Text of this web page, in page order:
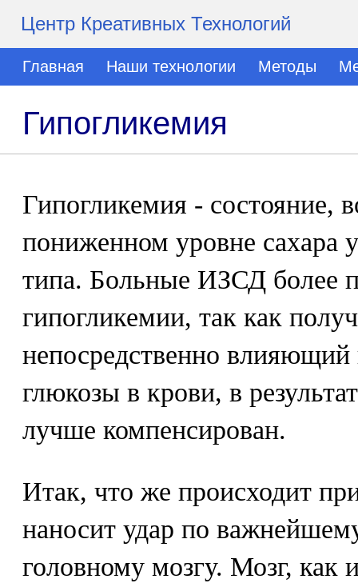
Центр Креативных Технологий
Главная Наши технологии Методы
Гипогликемия
Гипогликемия - состояние,
пониженном уровне сахара
типа. Больные ИЗСД более
гипогликемии, так как
непосредственно
глюкозы в крови, в
лучше компенсирован.
Итак, что же происходит
наносит удар по
головному мозгу. Мозг, как